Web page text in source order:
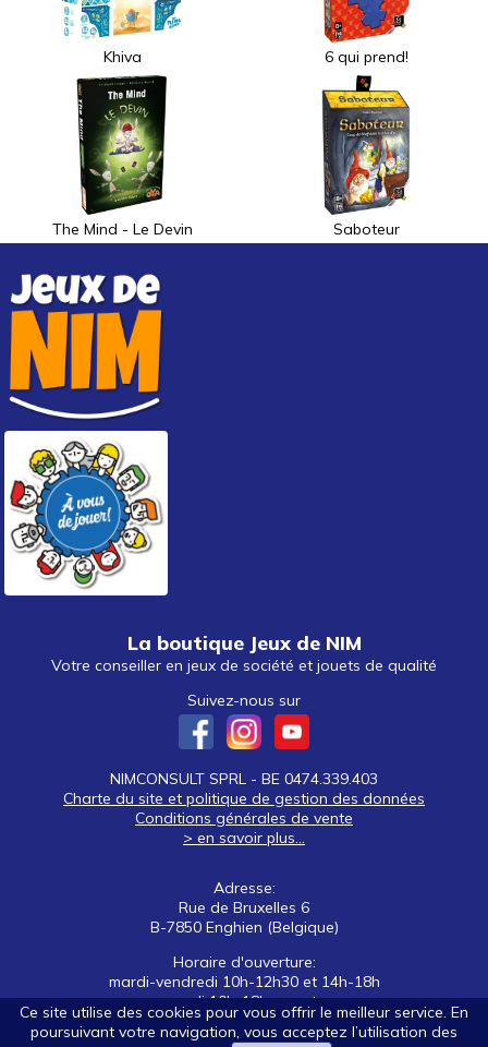
Khiva 6 qui prend!
The Mind - Le Devin Saboteur
La boutique Jeux de NIM
Votre conseiller en jeux de société et jouets de qualité
Suivez-nous sur
NIMCONSULT SPRL - BE 0474.339.403
Charte du site et politique de gestion des données
Conditions générales de vente
> en savoir plus...
Adresse:
Rue de Bruxelles 6
B-7850 Enghien (Belgique)
Horaire d'ouverture:
mardi-vendredi 10h-12h30 et 14h-18h
samedi 10h-18h non stop
Tél: +32 (0)2 395 92 88
Ce site utilise des cookies pour vous offrir le meilleur service. En
poursuivant votre navigation, vous acceptez l’utilisation des